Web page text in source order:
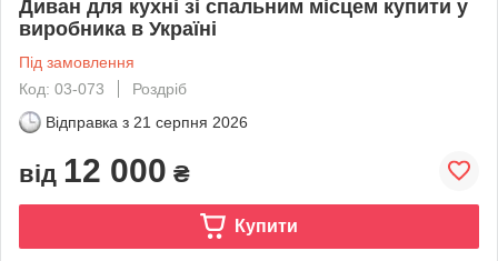
Диван для кухні зі спальним місцем купити у
виробника в Україні
Під замовлення
Код: 03-073
Роздріб
Відправка з 21 серпня 2026
від 12 000 ₴
Купити